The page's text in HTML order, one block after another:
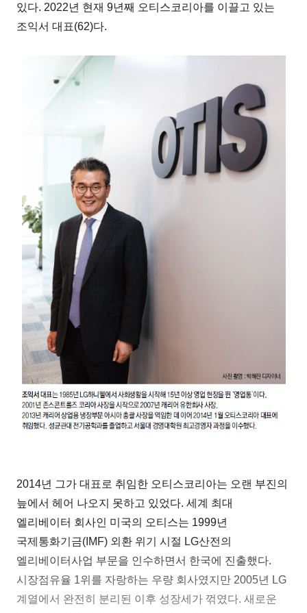
있다. 2022년 현재 9년째 오티스코리아를 이끌고 있는
조익서 대표(62)다.
2014년 그가 대표로 취임한 오티스코리아는 오랜 부진의
늪에서 헤어 나오지 못하고 있었다. 세계 최대
엘리베이터 회사인 미국의 오티스는 1999년
국제통화기금(IMF) 외환 위기 시절 LG산전의
엘리베이터사업 부문을 인수하면서 한국에 진출했다.
시장점유율 1위를 자랑하는 우량 회사였지만 2005년 LG
계열에서 완전히 분리된 이후 성장세가 꺾였다. 새로운